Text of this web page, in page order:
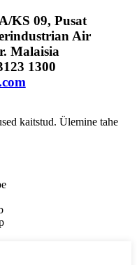
KS 09, Pusat
Air
Malaisia
1300
kaitstud. Ülemine tahe